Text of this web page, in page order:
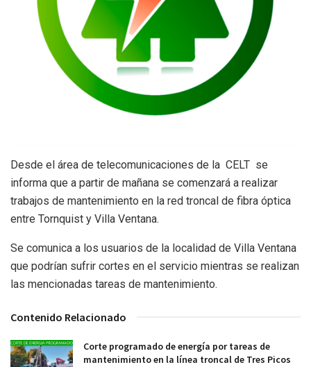
Desde el área de telecomunicaciones de la CELT se
informa que a partir de mañana se comenzará a realizar
trabajos de mantenimiento en la red troncal de fibra óptica
entre Tornquist y Villa Ventana.
Se comunica a los usuarios de la localidad de Villa Ventana
que podrían sufrir cortes en el servicio mientras se realizan
las mencionadas tareas de mantenimiento.
Contenido Relacionado
Corte programado de energía por tareas de
mantenimiento en la línea troncal de Tres Picos